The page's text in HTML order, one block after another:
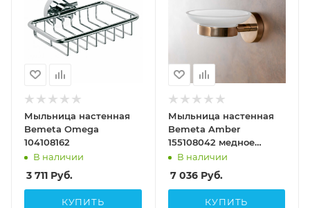
Мыльница настенная
Bemeta Omega
104108162
В наличии
3 711 Руб.
КУПИТЬ
Мыльница настенная
Bemeta Amber
155108042 медное
золото
В наличии
7 036Руб.
КУПИТЬ